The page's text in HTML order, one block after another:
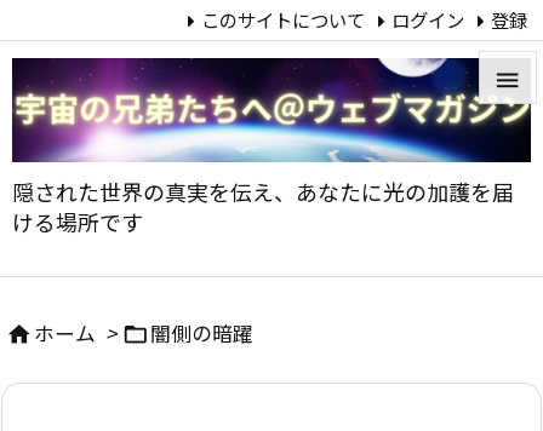
隠された世界の真実を伝え、あなたに光の加護を届
ける場所です


メニ


次へ
このサイトについて ログイン 登録
ホーム > 闇側の暗躍